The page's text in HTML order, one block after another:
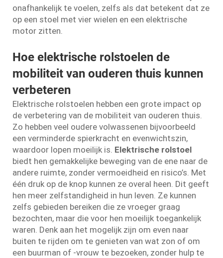
onafhankelijk te voelen, zelfs als dat betekent dat ze
op een stoel met vier wielen en een elektrische
motor zitten.
Hoe elektrische rolstoelen de
mobiliteit van ouderen thuis kunnen
verbeteren
Elektrische rolstoelen hebben een grote impact op
de verbetering van de mobiliteit van ouderen thuis.
Zo hebben veel oudere volwassenen bijvoorbeeld
een verminderde spierkracht en evenwichtszin,
waardoor lopen moeilijk is. Elektrische rolstoel
biedt hen gemakkelijke beweging van de ene naar de
andere ruimte, zonder vermoeidheid en risico’s. Met
één druk op de knop kunnen ze overal heen. Dit geeft
hen meer zelfstandigheid in hun leven. Ze kunnen
zelfs gebieden bereiken die ze vroeger graag
bezochten, maar die voor hen moeilijk toegankelijk
waren. Denk aan het mogelijk zijn om even naar
buiten te rijden om te genieten van wat zon of om
een buurman of -vrouw te bezoeken, zonder hulp te